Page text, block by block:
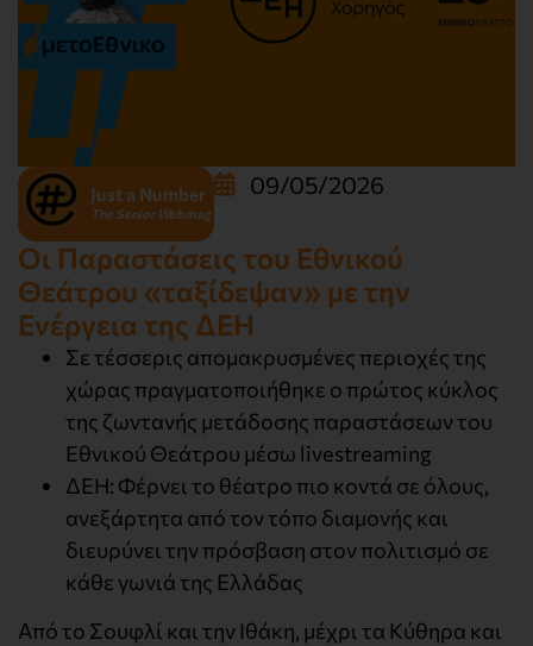
Just a Number
The Senior Webmag
09/05/2026
Οι Παραστάσεις του Εθνικού
Θεάτρου «ταξίδεψαν» με την
Ενέργεια της ΔΕΗ
Σε τέσσερις απομακρυσμένες περιοχές της
χώρας πραγματοποιήθηκε ο πρώτος κύκλος
της ζωντανής μετάδοσης παραστάσεων του
Εθνικού Θεάτρου μέσω livestreaming
ΔΕΗ: Φέρνει το θέατρο πιο κοντά σε όλους,
ανεξάρτητα από τον τόπο διαμονής και
διευρύνει την πρόσβαση στον πολιτισμό σε
κάθε γωνιά της Ελλάδας
Από το Σουφλί και την Ιθάκη, μέχρι τα Κύθηρα και